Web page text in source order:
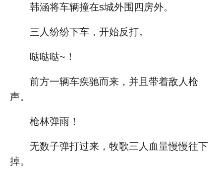
韩涵将车辆撞在s城外围四房外。
三人纷纷下车，开始反打。
哒哒哒~！
前方一辆车疾驰而来，并且带着敌人枪
声。
枪林弹雨！
无数子弹打过来，牧歌三人血量慢慢往下
掉。